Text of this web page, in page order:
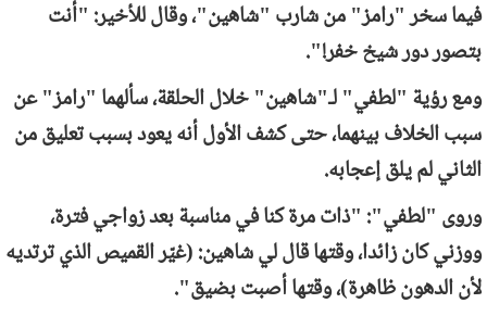
فيما سخر "رامز" من شارب "شاهين"، وقال للأخير: "أنت
بتصور دور شيخ خفر!".
ومع رؤية "لطفي" لـ"شاهين" خلال الحلقة، سألهما "رامز" عن
سبب الخلاف بينهما، حتى كشف الأول أنه يعود بسبب تعليق من
الثاني لم يلق إعجابه.
وروى "لطفي": "ذات مرة كنا في مناسبة بعد زواجي فترة،
ووزني كان زائدا، وقتها قال لي شاهين: (غيّر القميص الذي ترتديه
لأن الدهون ظاهرة)، وقتها أصبت بضيق".